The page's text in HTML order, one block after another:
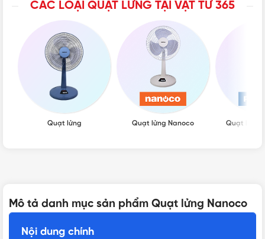
CÁC LOẠI QUẠT LỬNG TẠI VẬT TƯ 365
Quạt lửng Quạt lửng Nanoco Quạt lửng
Mô tả danh mục sản phẩm Quạt lửng Nanoco
Nội dung chính